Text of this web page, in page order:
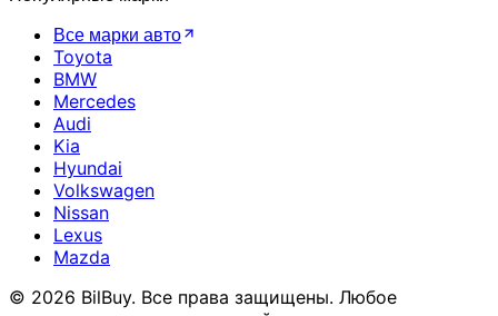
Все марки авто
Toyota
BMW
Mercedes
Audi
Kia
Hyundai
Volkswagen
Nissan
Lexus
Mazda
© 2026 BilBuy. Все права защищены. Любое